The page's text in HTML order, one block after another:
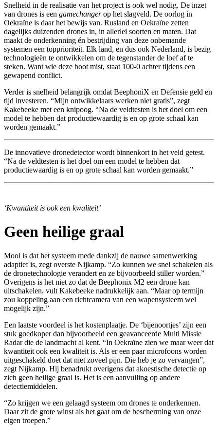
Snelheid in de realisatie van het project is ook wel nodig. De inzet
van drones is een gamechanger op het slagveld. De oorlog in
Oekraïne is daar het bewijs van. Rusland en Oekraïne zetten
dagelijks duizenden drones in, in allerlei soorten en maten. Dat
maakt de onderkenning én bestrijding van deze onbemande
systemen een topprioriteit. Elk land, en dus ook Nederland, is bezig
technologieën te ontwikkelen om de tegenstander de loef af te
steken. Want wie deze boot mist, staat 100-0 achter tijdens een
gewapend conflict.
Verder is snelheid belangrijk omdat BeephoniX en Defensie geld en
tijd investeren. “Mijn ontwikkelaars werken niet gratis”, zegt
Kakebeeke met een knipoog. “Na de veldtesten is het doel om een
model te hebben dat productiewaardig is en op grote schaal kan
worden gemaakt.”
De innovatieve dronedetector wordt binnenkort in het veld getest.
“Na de veldtesten is het doel om een model te hebben dat
productiewaardig is en op grote schaal kan worden gemaakt.”
‘Kwantiteit is ook een kwaliteit’
Geen heilige graal
Mooi is dat het systeem mede dankzij de nauwe samenwerking
adaptief is, zegt overste Nijkamp. “Zo kunnen we snel schakelen als
de dronetechnologie verandert en ze bijvoorbeeld stiller worden.”
Overigens is het niet zo dat de Beephonix M2 een drone kan
uitschakelen, vult Kakebeeke nadrukkelijk aan. “Maar op termijn
zou koppeling aan een richtcamera van een wapensysteem wel
mogelijk zijn.”
Een laatste voordeel is het kostenplaatje. De ‘bijenoortjes’ zijn een
stuk goedkoper dan bijvoorbeeld een geavanceerde Multi Missie
Radar die de landmacht al kent. “In Oekraïne zien we maar weer dat
kwantiteit ook een kwaliteit is. Als er een paar microfoons worden
uitgeschakeld doet dat niet zoveel pijn. Die heb je zo vervangen”,
zegt Nijkamp. Hij benadrukt overigens dat akoestische detectie op
zich geen heilige graal is. Het is een aanvulling op andere
detectiemiddelen.
“Zo krijgen we een gelaagd systeem om drones te onderkennen.
Daar zit de grote winst als het gaat om de bescherming van onze
eigen troepen.”